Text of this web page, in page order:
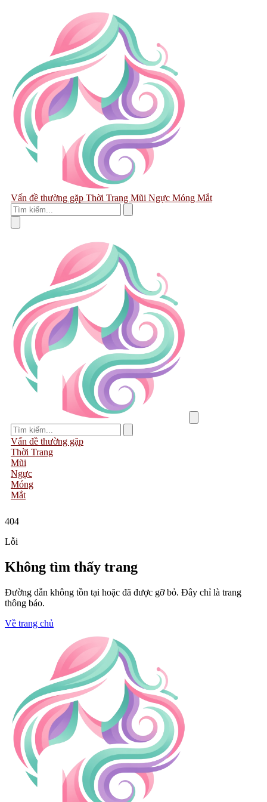
Vấn đề thường gặp Thời Trang Mũi Ngực Móng Mắt
Vấn đề thường gặp
Thời Trang
Mũi
Ngực
Móng
Mắt
404
Lỗi
Không tìm thấy trang
Đường dẫn không tồn tại hoặc đã được gỡ bỏ. Đây chỉ là trang
thông báo.
Về trang chủ
Trang chủ
Sky88- 3 Kỹ Thuật Chinh
Phục Game Bắn Cá Đổi
Thưởng
Người theo dõi